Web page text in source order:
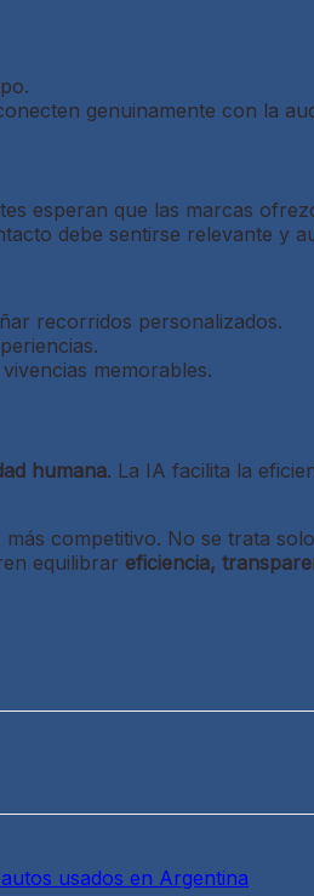
genuinamente con la
esperan que las marcas
debe sentirse relevante y
recorridos personalizados.
memorables.
humana. La IA facilita la
competitivo. No se trata
equilibrar eficiencia,
usados en Argentina